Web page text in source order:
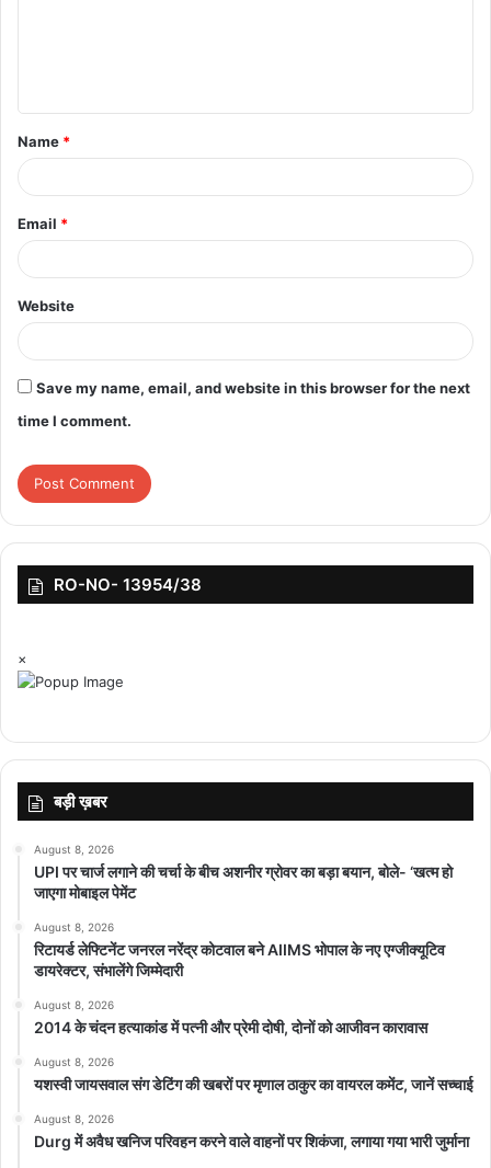
t
*
Name *
Email *
Website
Save my name, email, and website in this browser for the next
time I comment.
RO-NO- 13954/38
×
बड़ी ख़बर
August 8, 2026
UPI पर चार्ज लगाने की चर्चा के बीच अशनीर ग्रोवर का बड़ा बयान, बोले- ‘खत्म हो
जाएगा मोबाइल पेमेंट
August 8, 2026
रिटायर्ड लेफ्टिनेंट जनरल नरेंद्र कोटवाल बने AIIMS भोपाल के नए एग्जीक्यूटिव
डायरेक्टर, संभालेंगे जिम्मेदारी
August 8, 2026
2014 के चंदन हत्याकांड में पत्नी और प्रेमी दोषी, दोनों को आजीवन कारावास
August 8, 2026
यशस्वी जायसवाल संग डेटिंग की खबरों पर मृणाल ठाकुर का वायरल कमेंट, जानें सच्चाई
August 8, 2026
Durg में अवैध खनिज परिवहन करने वाले वाहनों पर शिकंजा, लगाया गया भारी जुर्माना